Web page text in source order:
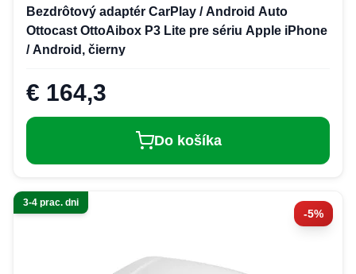
Bezdrôtový adaptér CarPlay / Android Auto
Ottocast OttoAibox P3 Lite pre sériu Apple iPhone
/ Android, čierny
€ 164,3
Do košíka
-5%
3-4 prac. dni